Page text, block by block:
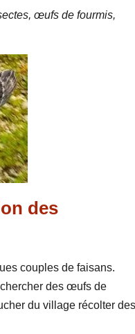
œufs de fourmis,
des
couples de faisans.
des œufs de
du village récolter des